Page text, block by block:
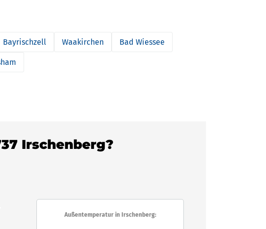
Bayrischzell Waakirchen Bad Wiessee
Irschenberg?
Außentemperatur in Irschenberg: